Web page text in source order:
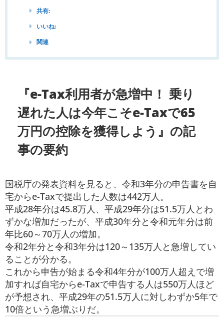
共有:
いいね:
関連
『e-Tax利用者が急増中！ 乗り
遅れた人は今年こそe-Taxで65
万円の控除を獲得しよう』の記
事の要約
国税庁の発表資料を見ると、令和3年分の申告書を自
宅からe-Taxで提出した人数は442万人。
平成28年分は45.8万人、平成29年分は51.5万人とわ
ずかな増加だったが、平成30年分と令和元年分は前
年比60～70万人の増加。
令和2年分と令和3年分は120～135万人と急増してい
ることが分かる。
これから申告が始まる令和4年分が100万人超えで増
加すれば自宅からe-Taxで申告する人は550万人ほど
が予想され、平成29年の51.5万人に対しわずか5年で
10倍という急増ぶりだ。